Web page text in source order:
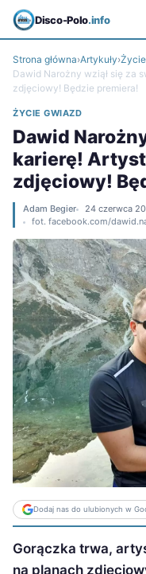
Disco-Polo.info
Strona główna›Artykuły›
Dawid Narożny wziął się za
zdjęciowy! Będzie premiera!
ŻYCIE GWIAZD
Dawid
karierę!
zdjęciowy!
Adam Begier 24 czerwca
fot. facebook.com/
Dodaj nas do ulubionych w
Gorączka trwa,
na planach